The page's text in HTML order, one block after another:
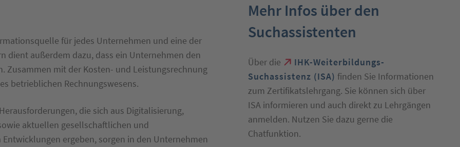
für jedes Unternehmen und eine der
dient außerdem dazu, dass ein Unternehmen den
mit der Kosten- und Leistungsrechnung
betrieblichen Rechnungswesens.
die sich aus Digitalisierung,
aktuellen gesellschaftlichen und
ergeben, sorgen in den Unternehmen
Mehr Infos über den
Suchassistenten
Über die
IHK-Weiterbildungs-
Suchassistenz (ISA) finden Sie Informationen
zum Zertifikatslehrgang. Sie können sich über
ISA informieren und auch direkt zu Lehrgängen
anmelden. Nutzen Sie dazu gerne die
Chatfunktion.